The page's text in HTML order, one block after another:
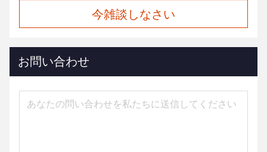
今雑談しなさい
お問い合わせ